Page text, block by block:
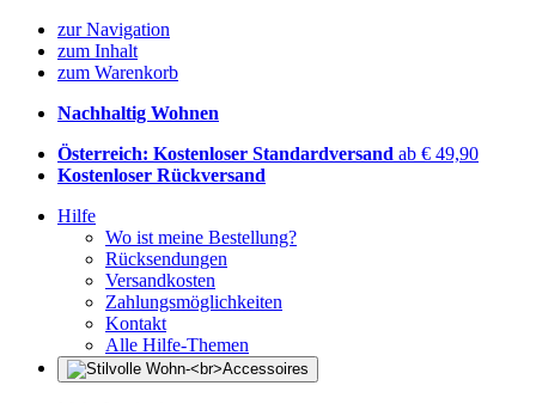
zur Navigation
zum Inhalt
zum Warenkorb
Nachhaltig Wohnen
Österreich: Kostenloser Standardversand ab € 49,90
Kostenloser Rückversand
Hilfe
Wo ist meine Bestellung?
Rücksendungen
Versandkosten
Zahlungsmöglichkeiten
Kontakt
Alle Hilfe-Themen